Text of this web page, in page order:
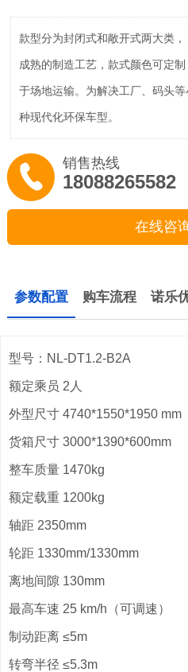
款型分为封闭式和敞开式两大类
成熟的制造工艺，款式颜色可定
于场地运输。为解决工厂、码头
种现代化环保车型。
销售热线
18088265582
在线咨
参数配置 购车流程 诺乐
型号：NL-DT1.2-B2A
额定乘员 2人
外型尺寸 4740*1550*1950 mm
货箱尺寸 3000*1390*600mm
整车质量 1470kg
额定载重 1200kg
轴距 2350mm
轮距 1330mm/1330mm
离地间隙 130mm
最高车速 25 km/h（可调速）
制动距离 ≤5m
转弯半径 ≤5.3m